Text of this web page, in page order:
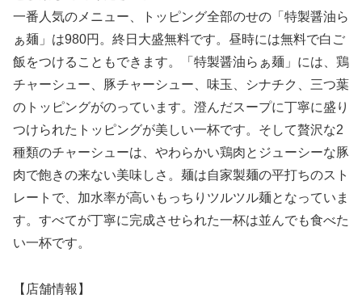
一番人気のメニュー、トッピング全部のせの「特製醤油ら
ぁ麺」は980円。終日大盛無料です。昼時には無料で白ご
飯をつけることもできます。「特製醤油らぁ麺」には、鶏
チャーシュー、豚チャーシュー、味玉、シナチク、三つ葉
のトッピングがのっています。澄んだスープに丁寧に盛り
つけられたトッピングが美しい一杯です。そして贅沢な2
種類のチャーシューは、やわらかい鶏肉とジューシーな豚
肉で飽きの来ない美味しさ。麺は自家製麺の平打ちのスト
レートで、加水率が高いもっちりツルツル麺となっていま
す。すべてが丁寧に完成させられた一杯は並んでも食べた
い一杯です。
【店舗情報】